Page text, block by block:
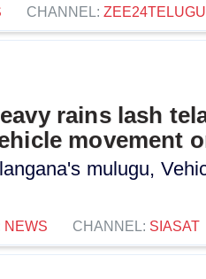
CHANNEL:
rains lash
movement
mulugu,
NEWS CHANNEL: SIASAT